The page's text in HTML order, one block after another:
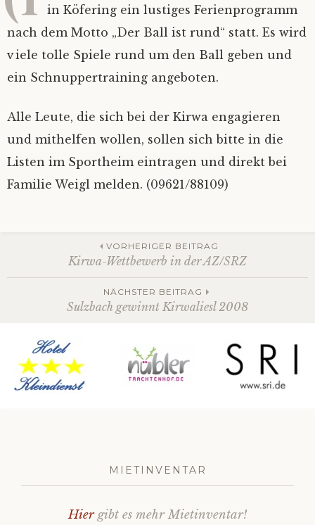
Impressum
Mietinventar
Satzung
Mitgliedsantrag
Nextcloud
Ferienprogramm
Datenschutz
Bilder
2026
Alle Jahre
in Köfering ein lustiges Ferienprogramm
nach dem Motto „Der Ball ist rund“ statt. Es wird
viele tolle Spiele rund um den Ball geben und
ein Schnuppertraining angeboten.
Alle Leute, die sich bei der Kirwa engagieren
und mithelfen wollen, sollen sich bitte in die
Listen im Sportheim eintragen und direkt bei
Familie Weigl melden. (09621/88109)
Beitrags-
Navigation
VORHERIGER BEITRAG
Kirwa-Wettbewerb in der AZ/SRZ
NÄCHSTER BEITRAG
Sulzbach gewinnt Kirwaliesl 2008
MIETINVENTAR
Hiergibt es mehr Mietinventar!